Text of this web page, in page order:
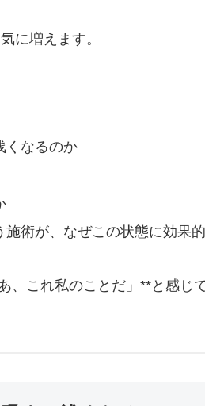
に増えます。
くなるのか
施術が、なぜこの状態に効果
、これ私のことだ」**と感じ